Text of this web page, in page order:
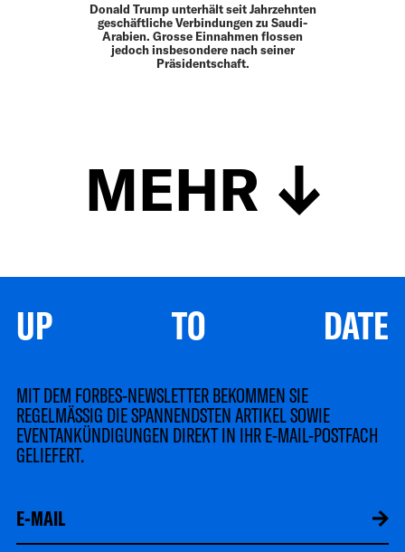
Donald Trump unterhält seit Jahrzehnten
geschäftliche Verbindungen zu Saudi-
Arabien. Grosse Einnahmen flossen
jedoch insbesondere nach seiner
Präsidentschaft.
MEHR
UP TO DATE
MIT DEM FORBES-NEWSLETTER BEKOMMEN SIE
REGELMÄSSIG DIE SPANNENDSTEN ARTIKEL SOWIE
EVENTANKÜNDIGUNGEN DIREKT IN IHR E-MAIL-POSTFACH
GELIEFERT.